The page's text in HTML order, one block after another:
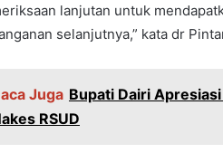
lanjutan untuk
selanjutnya,” kata dr
Juga Bupati Dairi
RSUD